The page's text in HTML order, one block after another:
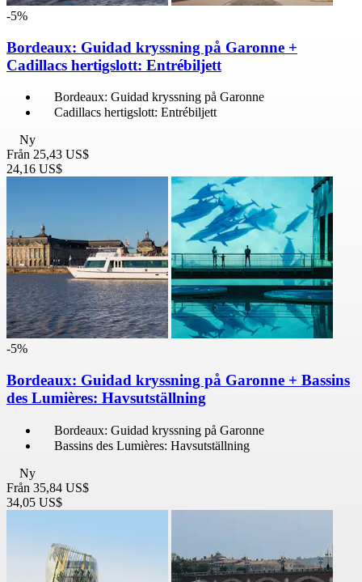
-5%
Bordeaux: Guidad kryssning på Garonne +
Cadillacs hertigslott: Entrébiljett
Bordeaux: Guidad kryssning på Garonne
Cadillacs hertigslott: Entrébiljett
Ny
Från 25,43 US$
24,16 US$
-5%
Bordeaux: Guidad kryssning på Garonne + Bassins
des Lumières: Havsutställning
Bordeaux: Guidad kryssning på Garonne
Bassins des Lumières: Havsutställning
Ny
Från 35,84 US$
34,05 US$